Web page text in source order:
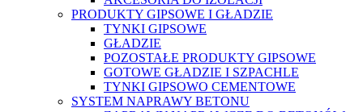
PRODUKTY GIPSOWE I GŁADZIE
TYNKI GIPSOWE
GŁADZIE
POZOSTAŁE PRODUKTY GIPSOWE
GOTOWE GŁADZIE I SZPACHLE
TYNKI GIPSOWO CEMENTOWE
SYSTEM NAPRAWY BETONU